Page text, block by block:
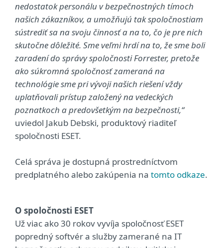
nedostatok personálu v bezpečnostných tímoch
našich zákazníkov, a umožňujú tak spoločnostiam
sústrediť sa na svoju činnosť a na to, čo je pre nich
skutočne dôležité. Sme veľmi hrdí na to, že sme boli
zaradení do správy spoločnosti Forrester, pretože
ako súkromná spoločnosť zameraná na
technológie sme pri vývoji našich riešení vždy
uplatňovali prístup založený na vedeckých
poznatkoch a predovšetkým na bezpečnosti,“
uviedol Jakub Debski, produktový riaditeľ
spoločnosti ESET.
Celá správa je dostupná prostredníctvom
predplatného alebo zakúpenia na tomto odkaze.
O spoločnosti ESET
Už viac ako 30 rokov vyvíja spoločnosť ESET
popredný softvér a služby zamerané na IT